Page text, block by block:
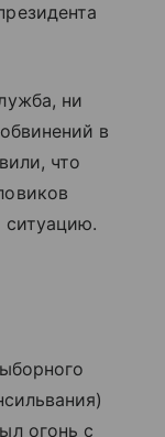
ни
в
что
ситуацию.
огонь с